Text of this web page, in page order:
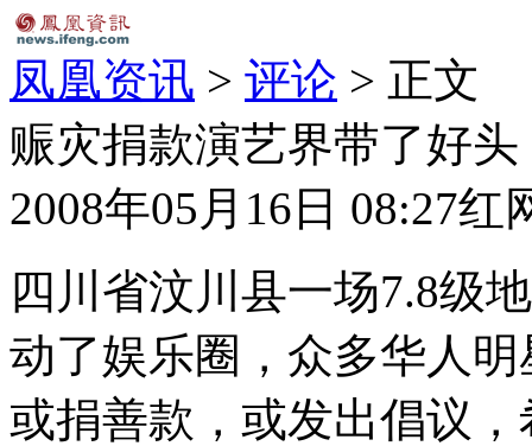
凤凰资讯 > 评论 > 正文
赈灾捐款演艺界带了好头
2008年05月16日 08:27红
四川省汶川县一场7.8级
动了娱乐圈，众多华人
或捐善款，或发出倡议